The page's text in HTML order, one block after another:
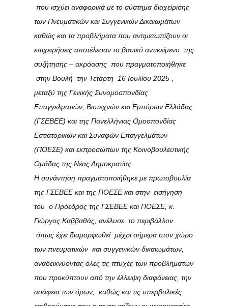
που ισχύει αναφορικά με το σύστημα διαχείρισης
των Πνευματικών και Συγγενικών Δικαιωμάτων
καθώς και τα προβλήματα που αντιμετωπίζουν οι
επιχειρήσεις αποτέλεσαν το βασικό αντικείμενο της
συζήτησης – ακρόασης που πραγματοποιήθηκε
στην Βουλή την Τετάρτη 16 Ιουλίου 2025 ,
μεταξύ της Γενικής Συνομοσπονδίας
Επαγγελματιών, Βιοτεχνών και Εμπόρων Ελλάδας
(ΓΣΕΒΕΕ) και της Πανελλήνιας Ομοσπονδίας
Εστιατορικών και Συναφών Επαγγελμάτων
(ΠΟΕΣΕ) και εκπροσώπων της Κοινοβουλευτικής
Ομάδας της Νέας Δημοκρατίας.
Η συνάντηση πραγματοποιήθηκε με πρωτοβουλία
της ΓΣΕΒΕΕ και της ΠΟΕΣΕ και στην εισήγηση
του ο Πρόεδρος της ΓΣΕΒΕΕ και ΠΟΕΣΕ, κ.
Γιώργος Καββαθάς, ανέλυσε το περιβάλλον
όπως έχει διαμορφωθεί μέχρι σήμερα στον χώρο
των πνευματικών και συγγενικών δικαιωμάτων,
αναδεικνύοντας όλες τις πτυχές των προβλημάτων
που προκύπτουν από την έλλειψη διαφάνειας, την
ασάφεια των όρων, καθώς και τις υπερβολικές